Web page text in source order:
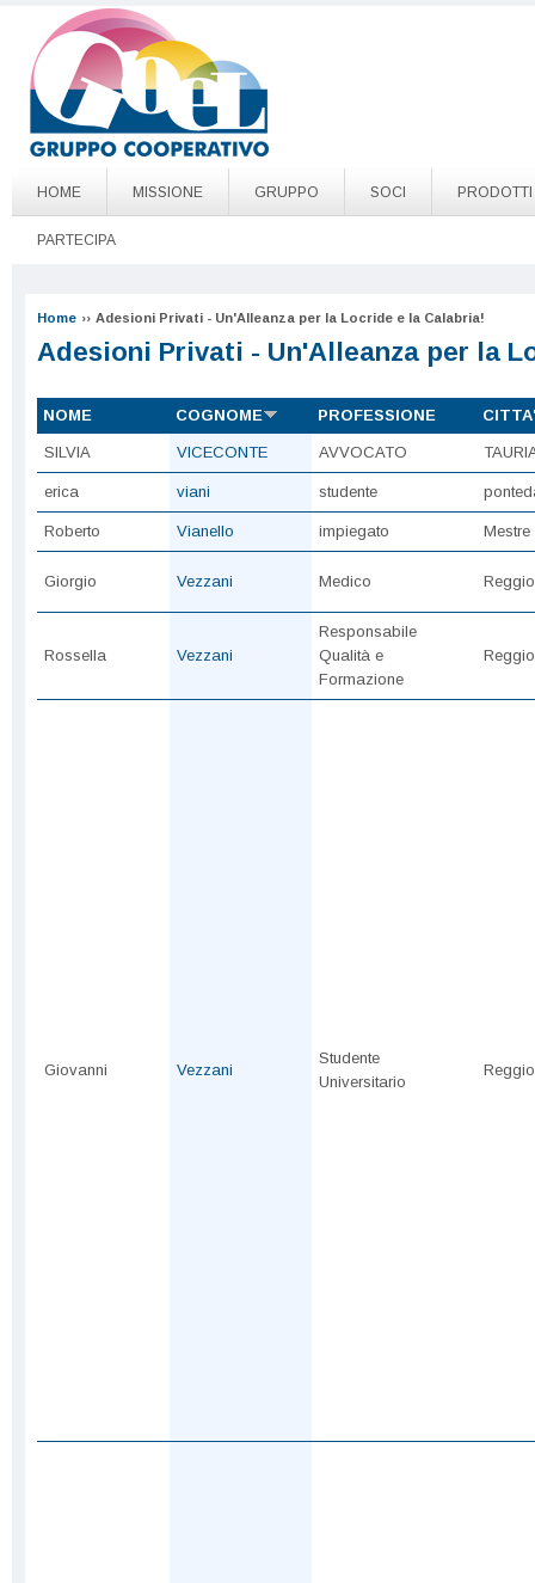
Salta al contenuto principale
Go to page top
HOME MISSIONE GRUPPO SOCI PRODOTTI
PARTECIPA
Home ›› Adesioni Privati - Un'Alleanza per la Locride e la Calabria!
Adesioni Privati - Un'Alleanza per la
NOME COGNOME PROFESSIONE
SILVIA VICECONTE AVVOCATO
erica viani studente
Roberto Vianello impiegato Mestre
Giorgio Vezzani Medico
Rossella Vezzani
Responsabile
Qualità e
Formazione
Giovanni Vezzani
Studente
Universitario